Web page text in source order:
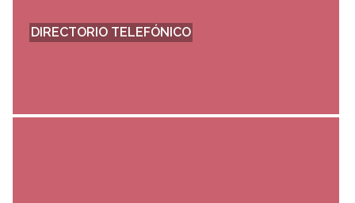
DIRECTORIO TELEFÓNICO